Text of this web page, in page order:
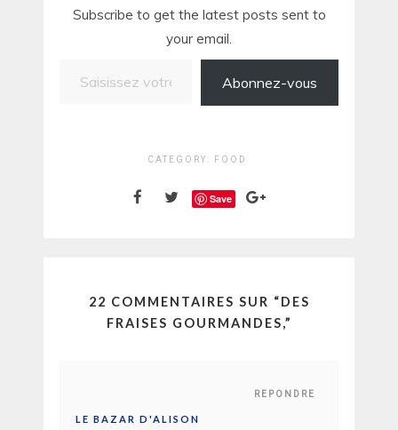
Subscribe to get the latest posts sent to
your email.
Abonnez-vous
CATEGORY: FOOD
Save
22 COMMENTAIRES SUR “DES
FRAISES GOURMANDES,”
REPONDRE
LE BAZAR D'ALISON